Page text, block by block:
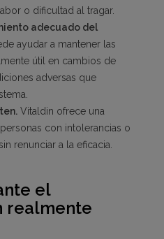
o dificultad al tragar.
adecuado del
ayudar a mantener las
útil en cambios de
adversas que
Vitaldin ofrece una
con intolerancias o
renunciar a la eficacia.
el
realmente